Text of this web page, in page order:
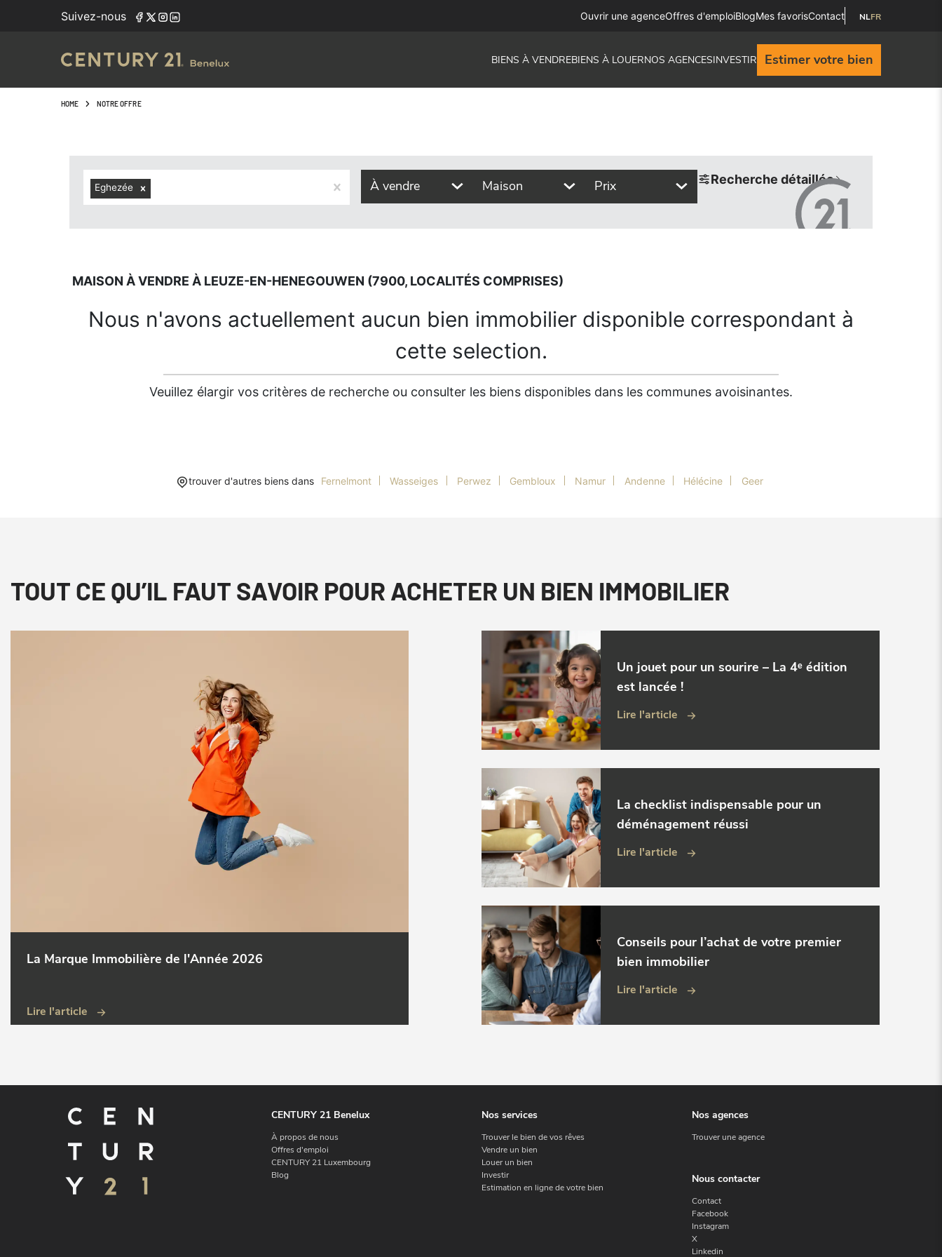
Suivez-nous Ouvrir une agenceOffres d'emploiBlogMes favorisContact NLFR
BIENS À VENDREBIENS À LOUERNOS AGENCESINVESTIR Estimer votre bien
HOME NOTRE OFFRE
Eghezée À vendre Maison Prix Recherche détaillée
MAISON À VENDRE À LEUZE-EN-HENEGOUWEN (7900, LOCALITÉS COMPRISES)
Nous n'avons actuellement aucun bien immobilier disponible correspondant à
cette selection.
Veuillez élargir vos critères de recherche ou consulter les biens disponibles dans les communes avoisinantes.
trouver d'autres biens dans Fernelmont Wasseiges Perwez Gembloux Namur Andenne Hélécine Geer
TOUT CE QU’IL FAUT SAVOIR POUR ACHETER UN BIEN IMMOBILIER
La Marque Immobilière de l'Année 2026
Lire l'article
Un jouet pour un sourire – La 4ᵉ édition
est lancée !
Lire l'article
La checklist indispensable pour un
déménagement réussi
Lire l'article
Conseils pour l’achat de votre premier
bien immobilier
Lire l'article
CENTURY 21 Benelux
À propos de nous
Offres d'emploi
CENTURY 21 Luxembourg
Blog
Nos services
Trouver le bien de vos rêves
Vendre un bien
Louer un bien
Investir
Estimation en ligne de votre bien
Nos agences
Trouver une agence
Nous contacter
Contact
Facebook
Instagram
X
Linkedin
Navigated to Maison à vendre à Leuze-en-Henegouwen (7900, localités comprises)